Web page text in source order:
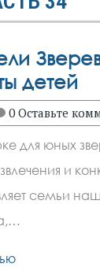
детей
0 Оставьте
для юных
и
семьи